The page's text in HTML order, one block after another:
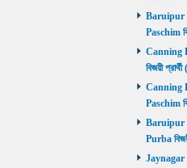
Baruipur
Paschim
Canning
বিজয়ী
Canning
Paschim
Baruipur
Purba
Jaynagar